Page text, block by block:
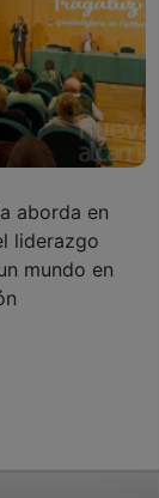
aborda en
liderazgo
mundo en